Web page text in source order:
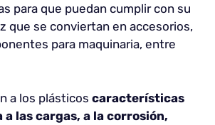
para que puedan cumplir con su
que se conviertan en accesorios,
para maquinaria, entre
a los plásticos características
las cargas, a la corrosión,